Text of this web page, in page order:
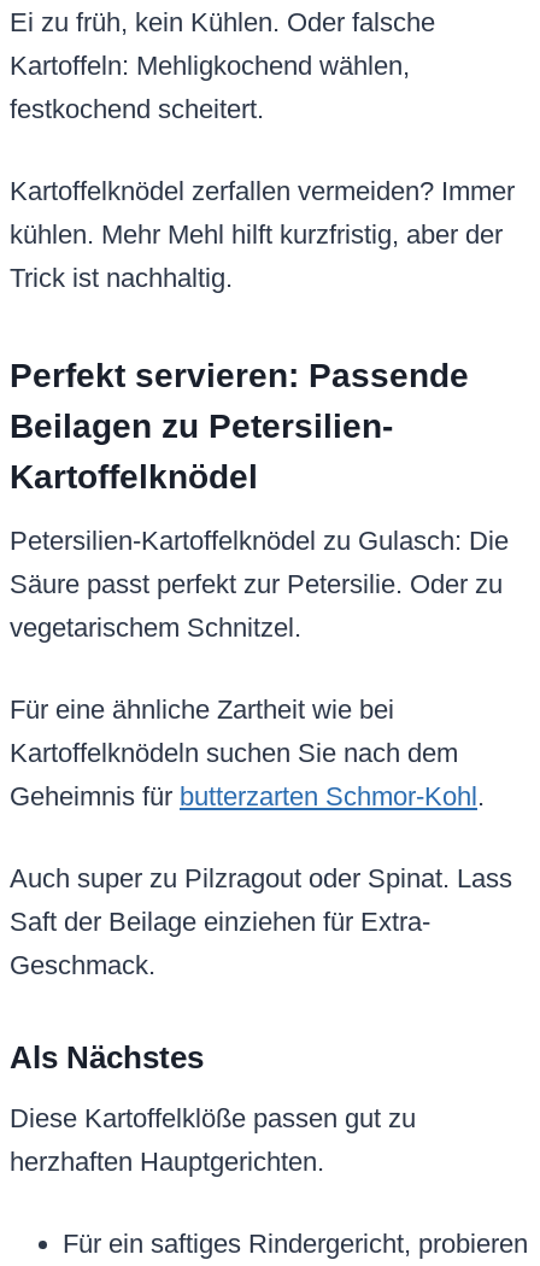
Ei zu früh, kein Kühlen. Oder falsche
Kartoffeln: Mehligkochend wählen,
festkochend scheitert.
Kartoffelknödel zerfallen vermeiden? Immer
kühlen. Mehr Mehl hilft kurzfristig, aber der
Trick ist nachhaltig.
Perfekt servieren: Passende
Beilagen zu Petersilien-
Kartoffelknödel
Petersilien-Kartoffelknödel zu Gulasch: Die
Säure passt perfekt zur Petersilie. Oder zu
vegetarischem Schnitzel.
Für eine ähnliche Zartheit wie bei
Kartoffelknödeln suchen Sie nach dem
Geheimnis für butterzarten Schmor-Kohl .
Auch super zu Pilzragout oder Spinat. Lass
Saft der Beilage einziehen für Extra-
Geschmack.
Als Nächstes
Diese Kartoffelklöße passen gut zu
herzhaften Hauptgerichten.
Für ein saftiges Rindergericht, probieren